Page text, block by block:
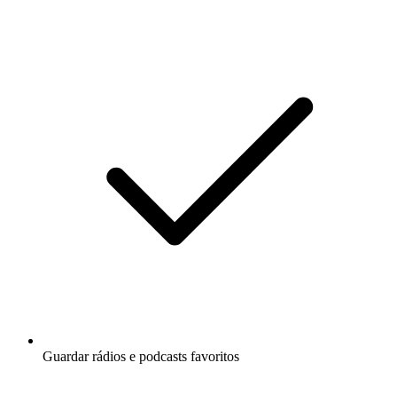
Guardar rádios e podcasts favoritos